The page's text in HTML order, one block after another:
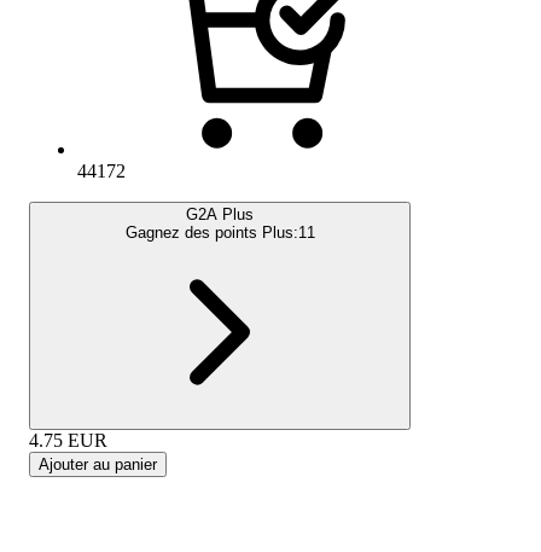
44172
G2A Plus
Gagnez des points Plus:11
4.75 EUR
Ajouter au panier